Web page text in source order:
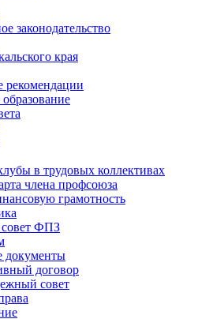
законодательство
края
рекомендации
в трудовых коллективах
члена профсоюза
грамотность
ФПЗ
документы
договор
совет